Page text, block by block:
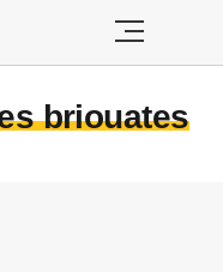
briouates